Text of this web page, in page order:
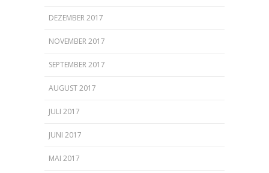
DEZEMBER 2017
NOVEMBER 2017
SEPTEMBER 2017
AUGUST 2017
JULI 2017
JUNI 2017
MAI 2017